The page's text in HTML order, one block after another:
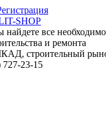
найдете все
и ремонта
строительный
727-23-15